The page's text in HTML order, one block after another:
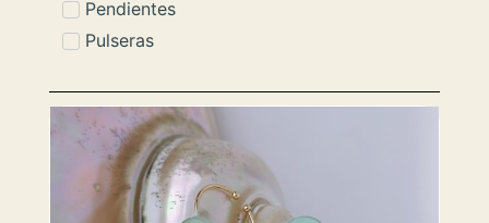
Pendientes
Pulseras